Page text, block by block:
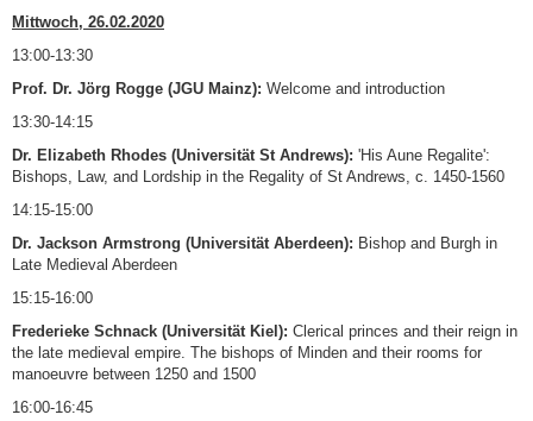
Mittwoch, 26.02.2020
13:00-13:30
Prof. Dr. Jörg Rogge (JGU Mainz): Welcome and introduction
13:30-14:15
Dr. Elizabeth Rhodes (Universität St Andrews): 'His Aune Regalite':
Bishops, Law, and Lordship in the Regality of St Andrews, c. 1450-1560
14:15-15:00
Dr. Jackson Armstrong (Universität Aberdeen): Bishop and Burgh in
Late Medieval Aberdeen
15:15-16:00
Frederieke Schnack (Universität Kiel): Clerical princes and their reign in
the late medieval empire. The bishops of Minden and their rooms for
manoeuvre between 1250 and 1500
16:00-16:45